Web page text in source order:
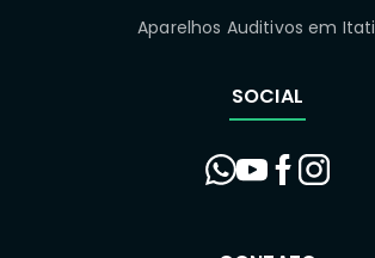
Aparelhos Auditivos em
SOCIAL